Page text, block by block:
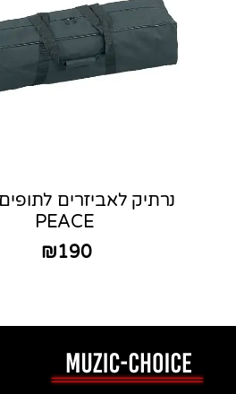
נרתיק לאביזרים
PEACE
₪190